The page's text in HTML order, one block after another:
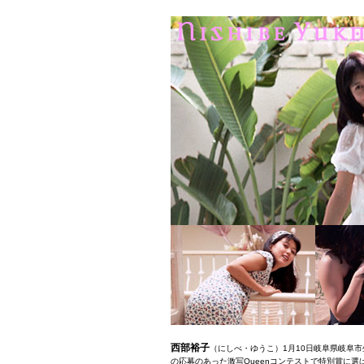
西部裕子 （にしべ・ゆうこ）1月10日岐阜県岐阜
の応募のあった激写Queenコンテストで特別賞に